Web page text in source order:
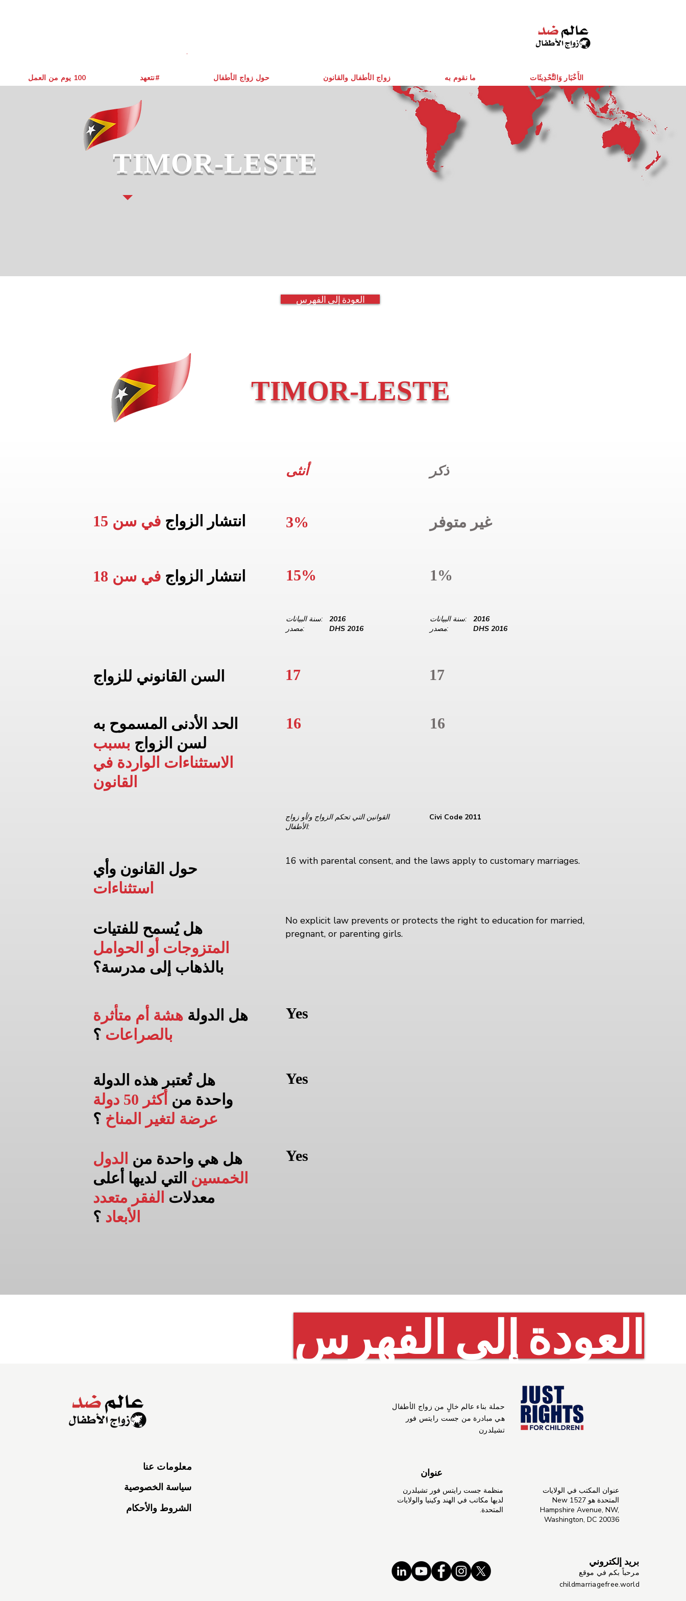
TIMOR-LESTE
العودة إلى الفهرس
TIMOR-LESTE
أنثى ذكر
انتشار الزواج في سن 15 3% غير متوفر
انتشار الزواج في سن 18 15% 1%
سنة البيانات:
2016
مصدر:
DHS 2016
سنة البيانات:
2016
مصدر:
DHS 2016
السن القانوني للزواج 17 17
الحد الأدنى المسموح به
لسن الزواج بسبب
الاستثناءات الواردة في
القانون
16 16
القوانين التي تحكم الزواج و/أو زواج
الأطفال:
Civi Code 2011
حول القانون وأي
استثناءات
هل يُسمح للفتيات
المتزوجات أو الحوامل
بالذهاب إلى مدرسة؟
16 with parental consent, and the laws apply to customary marriages.
No explicit law prevents or protects the right to education for married,
pregnant, or parenting girls.
هل الدولة هشة أم متأثرة
بالصراعات ؟
Yes
هل تُعتبر هذه الدولة
واحدة من
أكثر 50 دولة
عرضة لتغير المناخ ؟
Yes
هل هي واحدة من الدول
الخمسين التي لديها أعلى
معدلات الفقر متعدد
الأبعاد ؟
Yes
العودة إلى الفهرس
يوم من العمل ‎100 نتعهد# حول زواج الأطفال زواج الأطفال والقانون ما نقوم به الأَخْبَار وَالتَّحْدِيثَات
معلومات عنا
سياسة الخصوصية
الشروط والأحكام
حملة بناء عالم خالٍ من زواج الأطفال
هي مبادرة من جست رايتس فور
تشيلدرن
عنوان
منظمة جست رايتس فور تشيلدرن
لديها مكاتب في الهند وكينيا والولايات
المتحدة.
عنوان المكتب في الولايات
المتحدة هو 1527 New
Hampshire Avenue, NW,
Washington, DC 20036
بريد إلكتروني
مرحباً بكم في موقع
childmarriagefree.world